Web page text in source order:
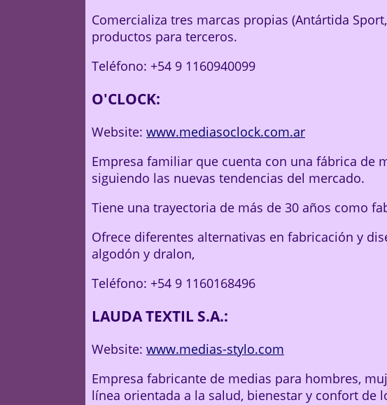
Comercializa tres marcas propias (Antártida
productos para terceros.
Teléfono: +54 9 1160940099
O'CLOCK:
Website: www.mediasoclock.com.ar
Empresa familiar que cuenta con una fábrica de
siguiendo las nuevas tendencias del mercado.
Tiene una trayectoria de más de 30 años como
Ofrece diferentes alternativas en fabricación y
algodón y dralon,
Teléfono: +54 9 1160168496
LAUDA TEXTIL S.A.:
Website: www.medias-stylo.com
Empresa fabricante de medias para hombres,
línea orientada a la salud, bienestar y confort de